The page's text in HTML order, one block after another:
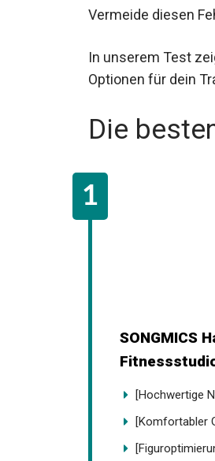
Vermeide diesen
In unserem Test
[Hochwertige
[Komfortabler
[Robust und